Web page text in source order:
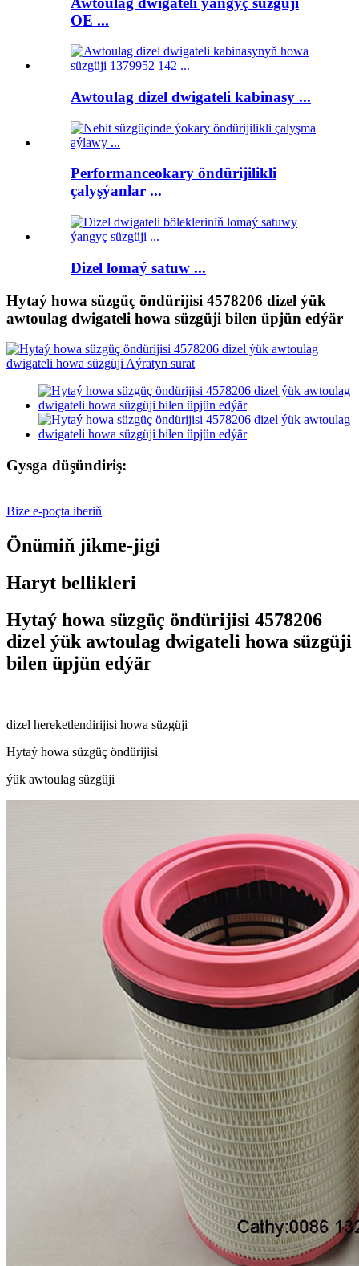
OE ...
Awtoulag dizel dwigateli kabinasy ...
Performanceokary öndürijilikli
çalyşýanlar ...
Dizel lomaý satuw ...
Hytaý howa süzgüç öndürijisi 4578206 dizel ýük
awtoulag dwigateli howa süzgüji bilen üpjün edýär
Gysga düşündiriş:
Bize e-poçta iberiň
Önümiň jikme-jigi
Haryt bellikleri
Hytaý howa süzgüç öndürijisi 4578206
dizel ýük awtoulag dwigateli howa süzgüji
bilen üpjün edýär
dizel hereketlendirijisi howa süzgüji
Hytaý howa süzgüç öndürijisi
ýük awtoulag süzgüji